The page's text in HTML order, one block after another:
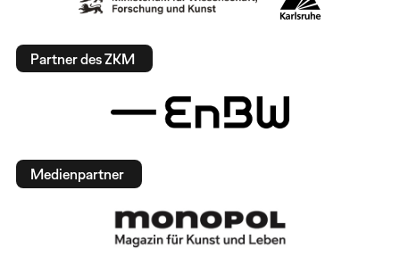
Partner des ZKM
Medienpartner